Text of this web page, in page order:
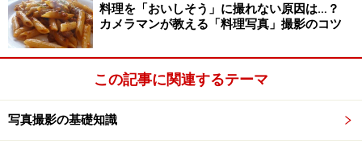
くれる便利な機能。しかし、そのピントも思い通りのと
ころに合ってくれなければ、せっかく撮影した写真も台
無しです。
ではなぜオートフォーカスで合わせたいところにピント
が合わないことがあるのでしょうか。
料理を「おいしそう」に撮れない原因は…？
カメラマンが教える「料理写真」撮影のコツ
この記事に関連するテーマ
写真撮影の基礎知識